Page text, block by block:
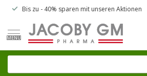
Bis zu - 40% sparen mit unseren Aktionen
MENU